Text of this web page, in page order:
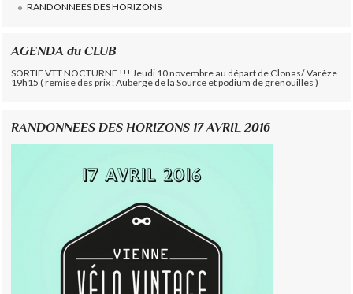
RANDONNEES DES HORIZONS
AGENDA du CLUB
SORTIE VTT NOCTURNE !!! Jeudi 10 novembre au départ de Clonas/ Varèze
19h15 ( remise des prix : Auberge de la Source et podium de grenouilles )
RANDONNEES DES HORIZONS 17 AVRIL 2016